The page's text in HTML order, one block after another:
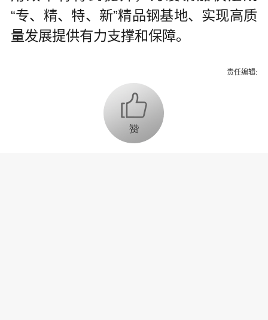
“专、精、特、新”精品钢基地、实现高质
量发展提供有力支撑和保障。
责任编辑: